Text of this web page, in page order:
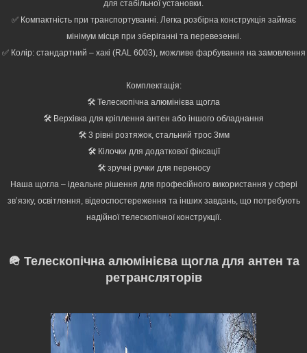
для стабільної установки.
✅ Компактність при транспортуванні. Легка розбірна конструкція займає
мінімум місця при зберіганні та перевезенні.
✅ Колір: стандартний – хакі (RAL 6003), можливе фарбування на замовлення
Комплектація:
🛠️ Телескопічна алюмінієва щогла
🛠️ Верхівка для кріплення антен або іншого обладнання
🛠️ 3 рівні розтяжок, стальний трос 3мм
🛠️ Кілочки для додаткової фіксації
🛠️ зручні ручки для переносу
Наша щогла – ідеальне рішення для професійного використання у сфері
зв’язку, освітлення, відеоспостереження та інших завдань, що потребують
надійної телескопічної конструкції.
🪖 Телескопічна алюмінієва щогла для антен та
ретрансляторів